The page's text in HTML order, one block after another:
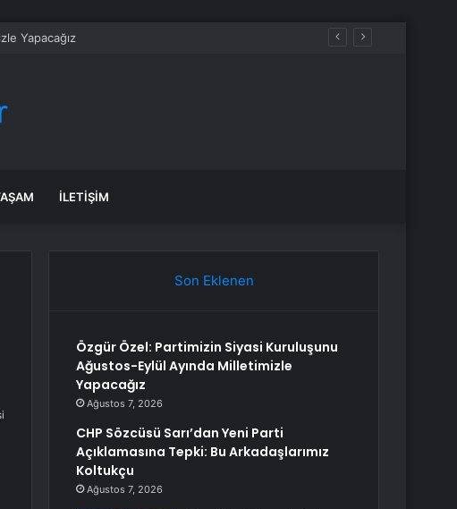
İLETIŞIM
Son Eklenen
Özgür Özel: Partimizin Siyasi Kuruluşunu
Ağustos-Eylül Ayında Milletimizle
Yapacağız
Ağustos 7, 2026
CHP Sözcüsü Sarı’dan Yeni Parti
Açıklamasına Tepki: Bu Arkadaşlarımız
Koltukçu
Ağustos 7, 2026